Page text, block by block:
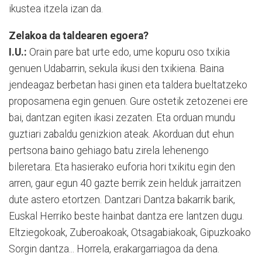
ikustea itzela izan da.
Zelakoa da taldearen egoera?
I.U.: Orain pare bat urte edo, ume kopuru oso txikia
genuen Udabarrin, sekula ikusi den txikiena. Baina
jendeagaz berbetan hasi ginen eta taldera bueltatzeko
proposamena egin genuen. Gure ostetik zetozenei ere
bai, dantzan egiten ikasi zezaten. Eta orduan mundu
guztiari zabaldu genizkion ateak. Akorduan dut ehun
pertsona baino gehiago batu zirela lehenengo
bileretara. Eta hasierako euforia hori txikitu egin den
arren, gaur egun 40 gazte berrik zein helduk jarraitzen
dute astero etortzen. Dantzari Dantza bakarrik barik,
Euskal Herriko beste hainbat dantza ere lantzen dugu.
Eltziegokoak, Zuberoakoak, Otsagabiakoak, Gipuzkoako
Sorgin dantza... Horrela, erakargarriagoa da dena.